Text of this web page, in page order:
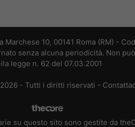
10, 00141 Roma (RM) -
senza alcuna periodicità. Non
legge n. 62 del 07.03.2001
- Tutti i diritti riservati -
su questo sito sono gestite da